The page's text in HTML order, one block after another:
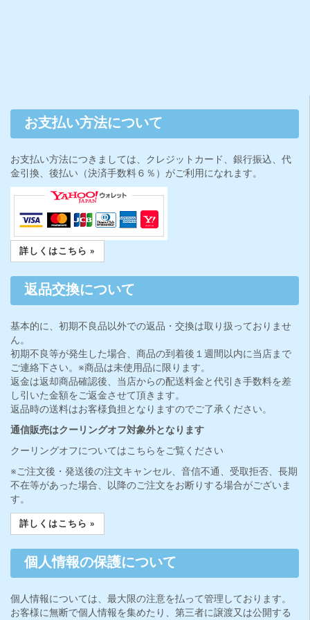
お支払い方法について
お支払い方法につきましては、クレジットカード、銀行振込、代
金引換、後払い（決済手数料６％）がご利用になれます。
詳しくはこちら »
返品交換について
基本的に、初期不良品以外での返品・交換は取り扱っておりませ
ん。
初期不良等が発生した場合、商品の到着後１週間以内に当店まで
ご連絡下さい。※商品は未使用品に限ります。
返金は返却商品確認後、当店からの配送料金と代引き手数料を差
し引いた金額をご返金させて頂きます。
返品時の送料はお客様負担となりますのでご了承ください。
通信販売はクーリングオフ対象外となります
クーリングオフについてはこちらをご覧ください
※ご注文後・発送後の注文キャンセル、音信不通、受取拒否、長期
不在等があった場合、以降のご注文をお断りする場合がございま
す。
詳しくはこちら »
個人情報の保護について
個人情報については、最大限の注意を払って管理しております。
お客様に無断で個人情報を集めたり、第三者に譲渡又は公開する